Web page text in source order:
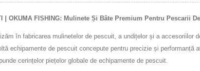
| OKUMA FISHING: Mulinete Și Bâte Premium Pentru Pescarii
în fabricarea mulinetelor de pescuit, a undițelor și a
echipamente de pescuit concepute pentru precizie și
cerințelor piețelor globale de echipamente de pescuit.